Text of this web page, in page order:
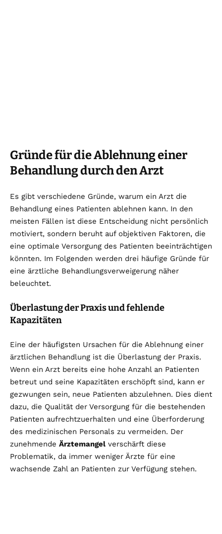
Gründe für die Ablehnung einer
Behandlung durch den Arzt
Es gibt verschiedene Gründe, warum ein Arzt die
Behandlung eines Patienten ablehnen kann. In den
meisten Fällen ist diese Entscheidung nicht persönlich
motiviert, sondern beruht auf objektiven Faktoren, die
eine optimale Versorgung des Patienten beeinträchtigen
könnten. Im Folgenden werden drei häufige Gründe für
eine ärztliche Behandlungsverweigerung näher
beleuchtet.
Überlastung der Praxis und fehlende
Kapazitäten
Eine der häufigsten Ursachen für die Ablehnung einer
ärztlichen Behandlung ist die Überlastung der Praxis.
Wenn ein Arzt bereits eine hohe Anzahl an Patienten
betreut und seine Kapazitäten erschöpft sind, kann er
gezwungen sein, neue Patienten abzulehnen. Dies dient
dazu, die Qualität der Versorgung für die bestehenden
Patienten aufrechtzuerhalten und eine Überforderung
des medizinischen Personals zu vermeiden. Der
zunehmende Ärztemangel verschärft diese
Problematik, da immer weniger Ärzte für eine
wachsende Zahl an Patienten zur Verfügung stehen.